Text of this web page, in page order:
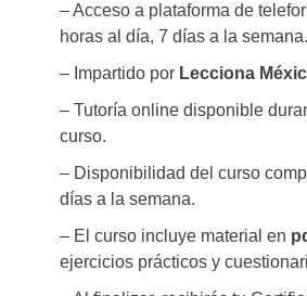
– Acceso a plataforma de
horas al día, 7 días a la semana.
– Impartido por Lecciona
– Tutoría online disponible
curso.
– Disponibilidad del curso
días a la semana.
– El curso incluye material en
ejercicios prácticos y